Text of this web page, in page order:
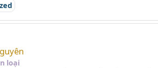
loại